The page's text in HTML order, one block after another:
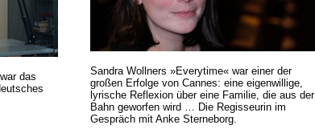
das
Sandra Wollners »Everytime« war einer der
großen Erfolge von Cannes: eine eigenwillige,
lyrische Reflexion über eine ­Familie, die aus der
Bahn geworfen wird … Die Regisseurin im
Gespräch mit Anke Sterneborg.